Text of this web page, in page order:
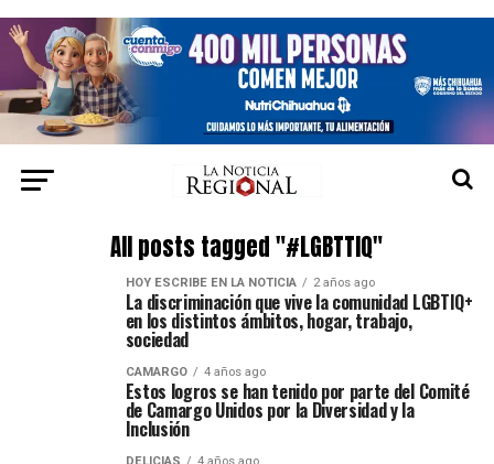
All posts tagged "#LGBTTIQ"
HOY ESCRIBE EN LA NOTICIA 2 años ago
La discriminación que vive la comunidad LGBTIQ+
en los distintos ámbitos, hogar, trabajo,
sociedad
CAMARGO 4 años ago
Estos logros se han tenido por parte del Comité
de Camargo Unidos por la Diversidad y la
Inclusión